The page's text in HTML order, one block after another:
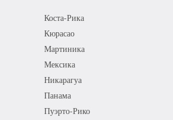
Коста-Рика
Кюрасао
Мартиника
Мексика
Никарагуа
Панама
Пуэрто-Рико